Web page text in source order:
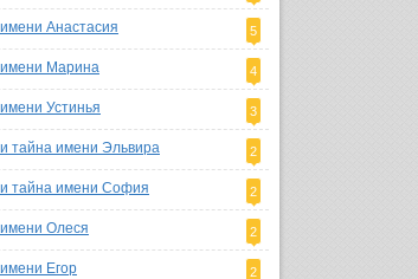
Анастасия 5
Марина 4
Устинья 3
тайна имени Эльвира 2
тайна имени София 2
Олеся 2
Егор 2